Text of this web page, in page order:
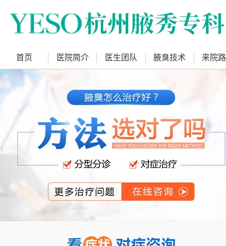
首页 医院简介 医生团队 腋臭技术 来院